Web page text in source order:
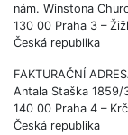
nám. Winstona
130 00 Praha 3 –
Česká republika
FAKTURAČNÍ
Antala Staška 1859/
140 00 Praha 4 – Krč
Česká republika